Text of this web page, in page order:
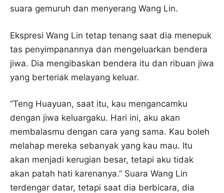
suara gemuruh dan menyerang Wang Lin.
Ekspresi Wang Lin tetap tenang saat dia menepuk
tas penyimpanannya dan mengeluarkan bendera
jiwa. Dia mengibaskan bendera itu dan ribuan jiwa
yang berteriak melayang keluar.
“Teng Huayuan, saat itu, kau mengancamku
dengan jiwa keluargaku. Hari ini, aku akan
membalasmu dengan cara yang sama. Kau boleh
melahap mereka sebanyak yang kau mau. Itu
akan menjadi kerugian besar, tetapi aku tidak
akan patah hati karenanya.” Suara Wang Lin
terdengar datar, tetapi saat dia berbicara, dia